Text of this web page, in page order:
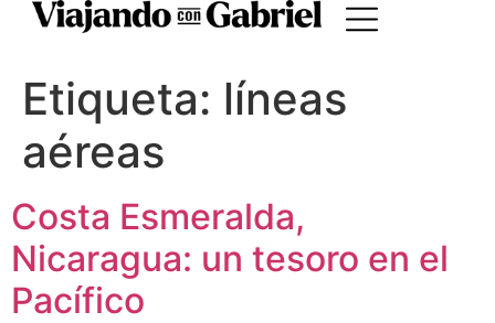
Etiqueta: líneas
aéreas
Costa Esmeralda,
Nicaragua: un tesoro en el
Pacífico